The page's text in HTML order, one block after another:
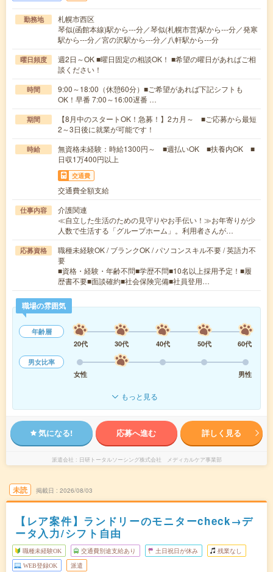
勤務地
札幌市西区
琴似(函館本線)駅から---分／琴似(札幌市営)駅から---分／発寒
駅から---分／宮の沢駅から---分／八軒駅から---分
曜日頻度
週2日～OK ■曜日固定の相談OK！ ■希望の曜日があればご相
談ください！
時間
9:00～18:00（休憩60分）■ご希望があれば下記シフトも
OK！早番 7:00～16:00遅番 …
期間
【8月中のスタートOK！急募！】2カ月～ ■ご応募から最短
2～3日後に就業が可能です！
時給
無資格未経験：時給1300円～ ■週払いOK ■扶養内OK ■
日収1万400円以上
交通費
交通費全額支給
仕事内容
介護関連
≪自立した生活のための見守りやお手伝い！≫お年寄りが少
人数で生活する「グループホーム」。利用者さんが…
応募資格
職種未経験OK / ブランクOK / パソコンスキル不要 / 英語力不
要
■資格・経験・年齢不問■学歴不問■10名以上採用予定！■履
歴書不要■面談確約■社会保険完備■社員登用…
職場の雰囲気
年齢層
20代
30代 40代 50代
60代
男女比率
女性
男性
もっと見る
気になる! 応募へ進む 詳しく見る
派遣会社 日研トータルソーシング株式会社 メディカルケア事業部
未読 掲載日 2026/08/03
【レア案件】ランドリーのモニターcheck→デ
ータ入力/シフト自由
職種未経験OK 交通費別途支給あり 土日祝日が休み 残業なし
WEB登録OK 派遣